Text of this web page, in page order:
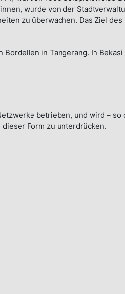
wurde von der
zu überwachen. Das Ziel
in Tangerang. In
betrieben, und wird –
Form zu unterdrücken.